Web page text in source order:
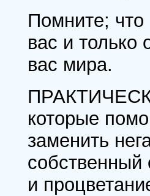
Помните;
вас и только
вас мира.
которые
заменить
и